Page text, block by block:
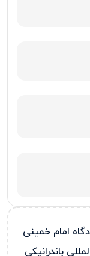
امام خمینی
باندرانیکی